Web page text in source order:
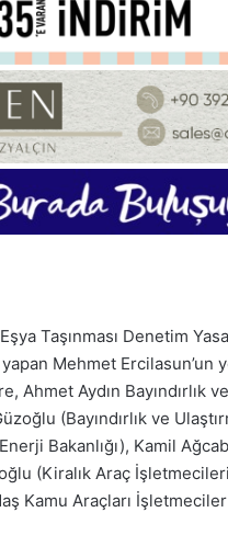
Taşınması Denetim
Mehmet Ercilasun’un
Ahmet Aydın Bayındırlık
(Bayındırlık ve
Bakanlığı), Kamil
(Kiralık Araç
Kamu Araçları